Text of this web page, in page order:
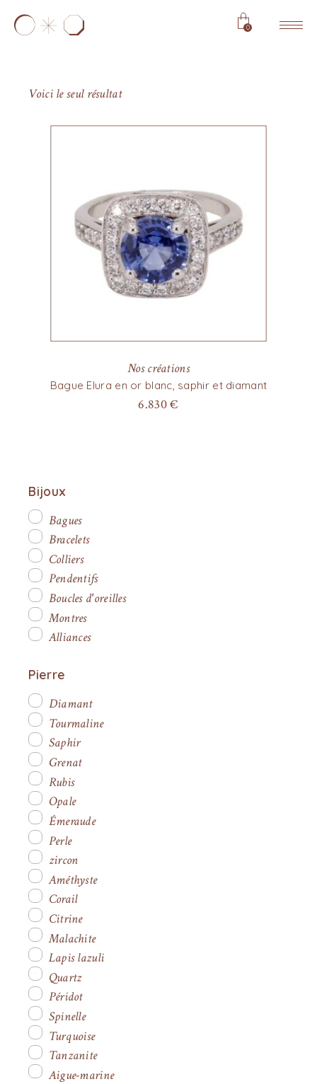
0
Voici le seul résultat
Nos créations
Bague Elura en or blanc, saphir et diamant
6.830€
Bijoux
Bagues
Bracelets
Colliers
Pendentifs
Boucles d'oreilles
Montres
Alliances
Pierre
Diamant
Tourmaline
Saphir
Grenat
Rubis
Opale
Émeraude
Perle
zircon
Améthyste
Corail
Citrine
Malachite
Lapis lazuli
Quartz
Péridot
Spinelle
Turquoise
Tanzanite
Aigue-marine